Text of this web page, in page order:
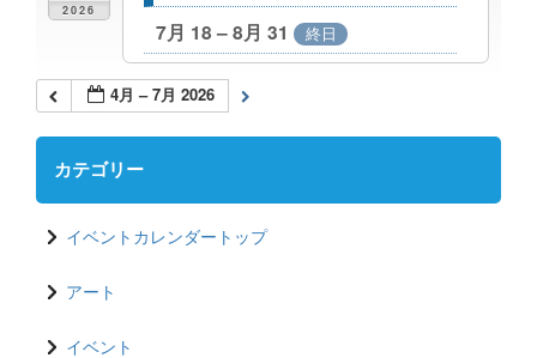
2026
7月 18 – 8月 31 終日
4月 – 7月 2026
カテゴリー
イベントカレンダートップ
アート
イベント